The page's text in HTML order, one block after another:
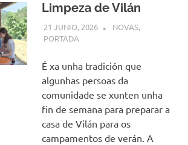
Limpeza de Vilán
21 JUNIO, 2026 COMUNIDADE
NOVAS,
PORTADA
É xa unha tradición que
algunhas persoas da
comunidade se xunten unha
fin de semana para preparar a
casa de Vilán para os
campamentos de verán. A